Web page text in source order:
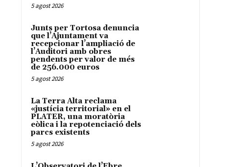
5 agost 2026
Junts per Tortosa denuncia
que l’Ajuntament va
recepcionar l’ampliació de
l’Auditori amb obres
pendents per valor de més
de 256.000 euros
5 agost 2026
La Terra Alta reclama
«justícia territorial» en el
PLATER, una moratòria
eòlica i la repotenciació dels
parcs existents
5 agost 2026